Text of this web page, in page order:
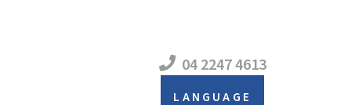
04 2247 4613
LANGUAGE